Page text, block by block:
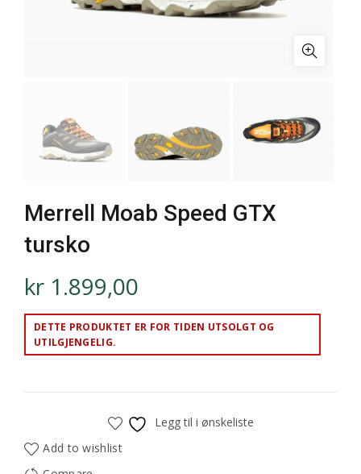
Merrell Moab Speed GTX
tursko
kr 1.899,00
DETTE PRODUKTET ER FOR TIDEN UTSOLGT OG
UTILGJENGELIG.
Legg til i ønskeliste
Add to wishlist